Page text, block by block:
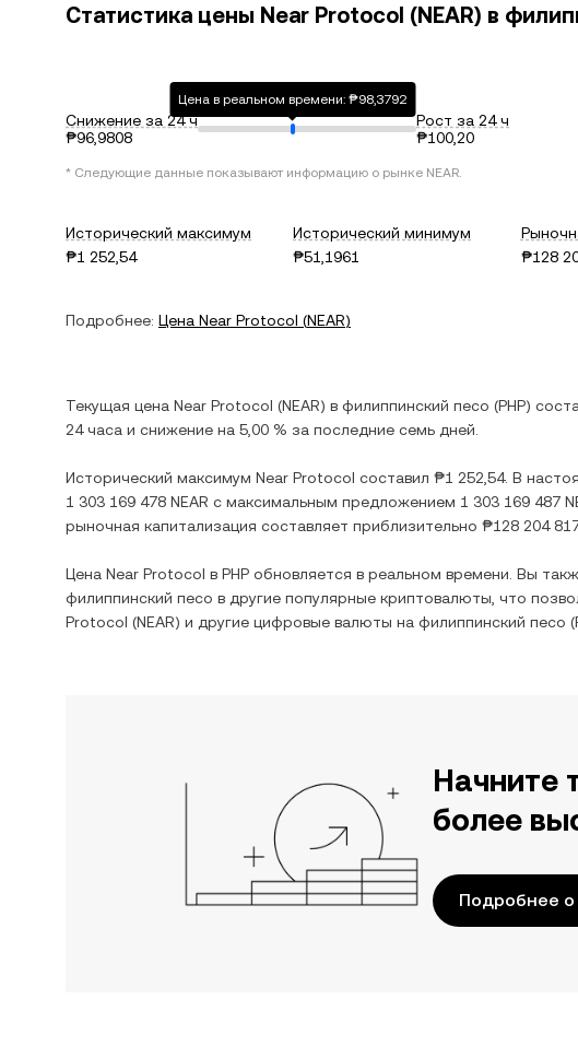
Статистика цены Near Protocol (NEAR) в
Снижение за 24 ч
₱96,9808
Цена в реальном времени: ₱98,3792
Рост за 24 ч
₱100,20
* Следующие данные показывают информацию о рынке NEAR.
Исторический максимум
₱1 252,54
Исторический минимум
₱51,1961
₱128
Подробнее: Цена Near Protocol (NEAR)
Текущая цена Near Protocol (NEAR) в филиппинский песо (PHP)
24 часа и снижение на 5,00 % за последние семь дней.
Исторический максимум Near Protocol составил ₱1 252,54. В
1 303 169 478 NEAR с максимальным предложением 1 303 169 487
рыночная капитализация составляет приблизительно ₱128 204
Цена Near Protocol в PHP обновляется в реальном времени. Вы
филиппинский песо в другие популярные криптовалюты, что
Protocol (NEAR) и другие цифровые валюты на филиппинский песо (
Начните
более
Подробнее о